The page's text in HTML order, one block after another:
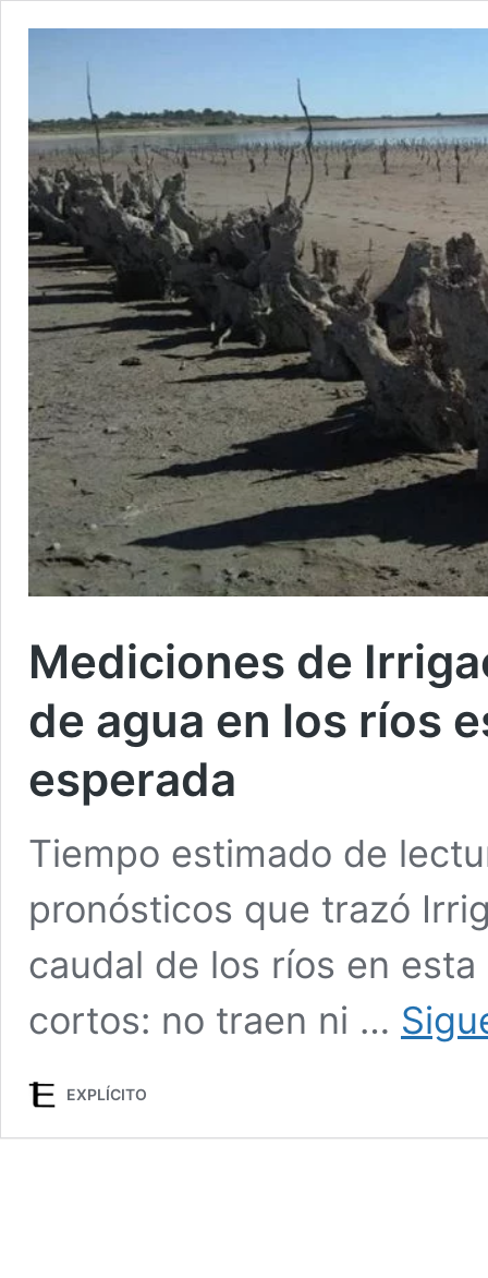
Mediciones de
de agua en los ríos
esperada
Tiempo estimado de
pronósticos que trazó
caudal de los ríos en
cortos: no traen ni …
EXPLÍCITO